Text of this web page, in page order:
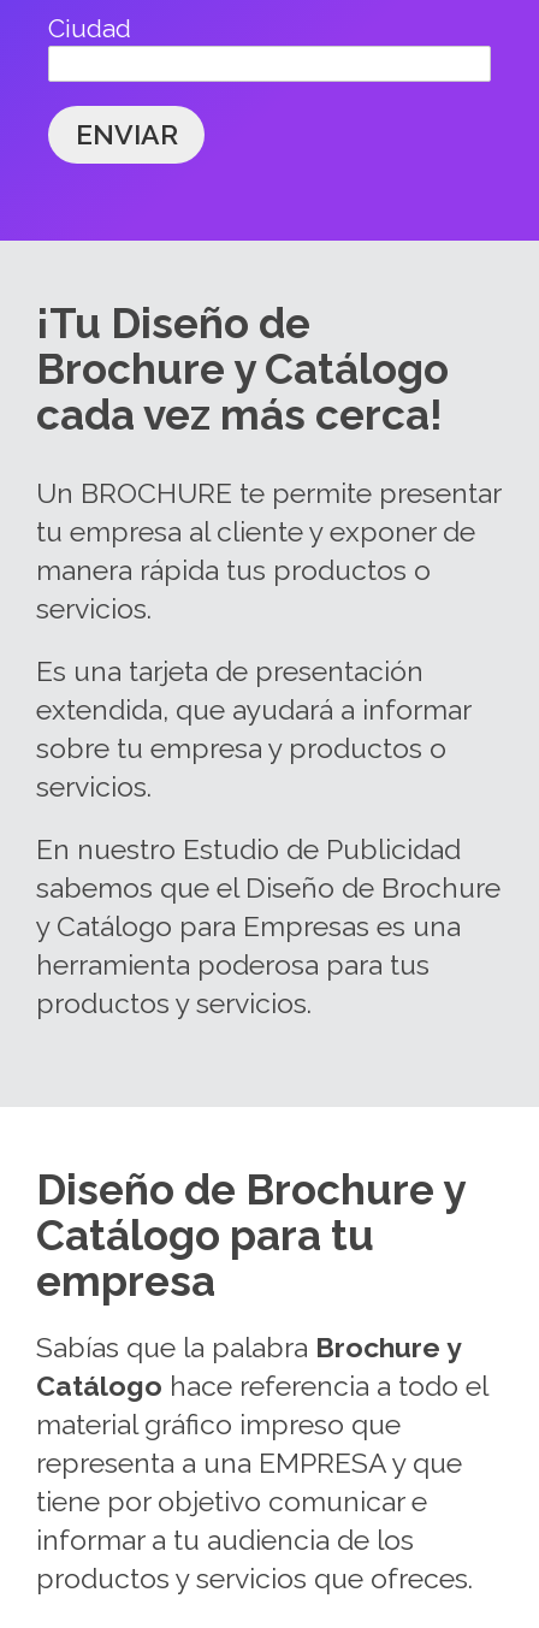
Ciudad
ENVIAR
¡Tu Diseño de
Brochure y Catálogo
cada vez más cerca!
Un BROCHURE te permite presentar
tu empresa al cliente y exponer de
manera rápida tus productos o
servicios.
Es una tarjeta de presentación
extendida, que ayudará a informar
sobre tu empresa y productos o
servicios.
En nuestro Estudio de Publicidad
sabemos que el Diseño de Brochure
y Catálogo para Empresas es una
herramienta poderosa para tus
productos y servicios.
Diseño de Brochure y
Catálogo para tu
empresa
Sabías que la palabra Brochure y
Catálogo hace referencia a todo el
material gráfico impreso que
representa a una EMPRESA y que
tiene por objetivo comunicar e
informar a tu audiencia de los
productos y servicios que ofreces.